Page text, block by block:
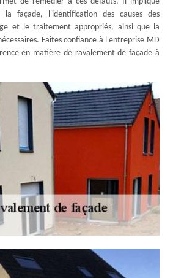
façade, l'identification des causes des
et le traitement appropriés, ainsi que la
Faites confiance à l'entreprise MD
en matière de ravalement de façade à